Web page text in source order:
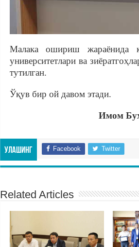
Малака ошириш жараёнида
университетлари ва
тутилган.
Ўқув бир ой давом этади.
Имом
Улашинг Facebook Twitter
Related Articles